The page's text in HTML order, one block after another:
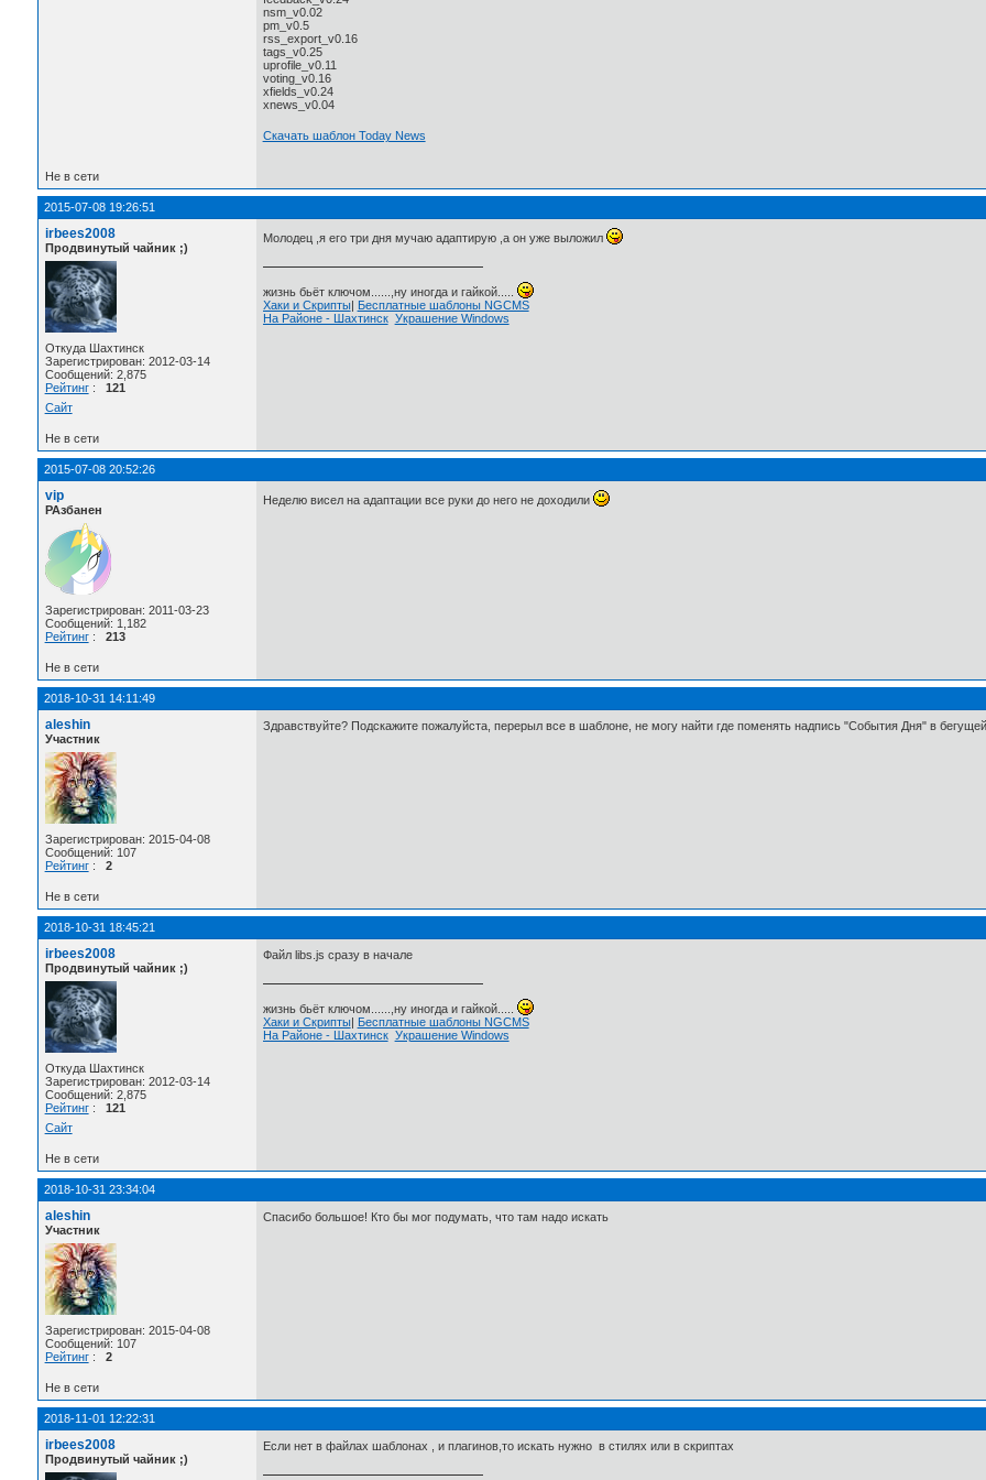
nsm_v0.02
pm_v0.5
rss_export_v0.16
tags_v0.25
uprofile_v0.11
voting_v0.16
xfields_v0.24
xnews_v0.04
Скачать шаблон Today News
Не в сети
2015-07-08 19:26:51
irbees2008
Продвинутый чайник ;)
Откуда Шахтинск
Зарегистрирован: 2012-03-14
Сообщений: 2,875
Рейтинг: 121
Сайт
Молодец ,я его три дня мучаю адаптирую ,а он уже выложил
жизнь бьёт ключом......,ну иногда и гайкой.....
Хаки и Скрипты|
Бесплатные шаблоны NGCMS
На Районе - Шахтинск Украшение Windows
Не в сети
2015-07-08 20:52:26
vip
РАзбанен
Зарегистрирован: 2011-03-23
Сообщений: 1,182
Рейтинг: 213
Неделю висел на адаптации все руки до него не доходили
Не в сети
2018-10-31 14:11:49
aleshin
Участник
Зарегистрирован: 2015-04-08
Сообщений: 107
Рейтинг: 2
Здравствуйте? Подскажите пожалуйста, перерыл все в шаблоне, не могу найти где поменять надпись "События Дня" в
Не в сети
2018-10-31 18:45:21
irbees2008
Продвинутый чайник ;)
Откуда Шахтинск
Зарегистрирован: 2012-03-14
Сообщений: 2,875
Рейтинг: 121
Сайт
Файл libs.js сразу в начале
жизнь бьёт ключом......,ну иногда и гайкой.....
Хаки и Скрипты|
Бесплатные шаблоны NGCMS
На Районе - Шахтинск Украшение Windows
Не в сети
2018-10-31 23:34:04
aleshin
Участник
Зарегистрирован: 2015-04-08
Сообщений: 107
Рейтинг: 2
Спасибо большое! Кто бы мог подумать, что там надо искать
Не в сети
2018-11-01 12:22:31
irbees2008
Продвинутый чайник ;)
Если нет в файлах шаблонах , и плагинов,то искать нужно в стилях или в скриптах